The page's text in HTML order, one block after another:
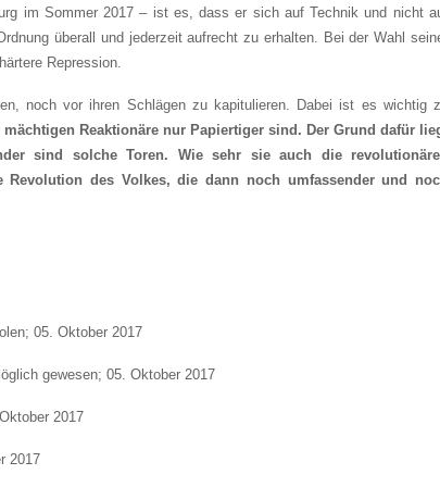
im Sommer 2017 – ist es, dass er sich auf Technik und nicht
überall und jederzeit aufrecht zu erhalten. Bei der Wahl
Repression.
noch vor ihren Schlägen zu kapitulieren. Dabei ist es wichtig
Reaktionäre nur Papiertiger sind. Der Grund dafür
sind solche Toren. Wie sehr sie auch die
des Volkes, die dann noch umfassender und
05. Oktober 2017
gewesen; 05. Oktober 2017
2017
2017